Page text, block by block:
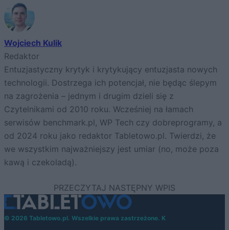
Wojciech Kulik
Redaktor
Entuzjastyczny krytyk i krytykujący entuzjasta nowych
technologii. Dostrzega ich potencjał, nie będąc ślepym
na zagrożenia – jednym i drugim dzieli się z
Czytelnikami od 2010 roku. Wcześniej na łamach
serwisów benchmark.pl, WP Tech czy dobreprogramy, a
od 2024 roku jako redaktor Tabletowo.pl. Twierdzi, że
we wszystkim najważniejszy jest umiar (no, może poza
kawą i czekoladą).
© 2026 Tabletowo.pl. Wszelkie prawa zastrzeżone. K